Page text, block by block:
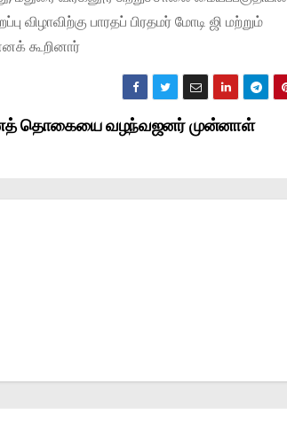
பாரதப் பிரதமர் மோடி ஜி மற்றும்
கூறினார்
தொகையை வழந்வஜனர் முன்னாள்